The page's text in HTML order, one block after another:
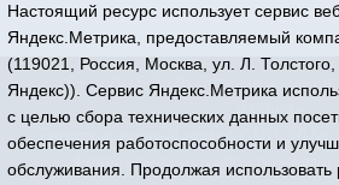
16+ © 2015-2026 Сетевое издание
Регистрационный номер СМИ ЭЛ №
Федеральной службой по
Настоящий ресурс использует сервис
Яндекс.Метрика, предоставляемый
(119021, Россия, Москва, ул. Л.
Яндекс)). Сервис Яндекс.Метрика
с целью сбора технических данных
обеспечения работоспособности и
обслуживания. Продолжая использовать